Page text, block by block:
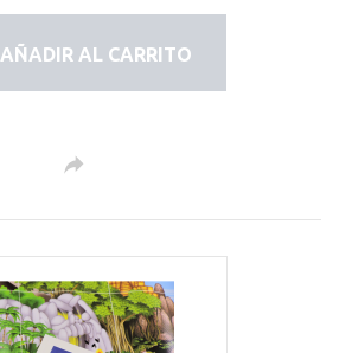
AÑADIR AL CARRITO